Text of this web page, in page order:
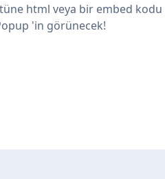
html veya bir embed
'in görünecek!